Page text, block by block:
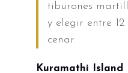
tiburones
y elegir entre
cenar.
Kuramathi Island